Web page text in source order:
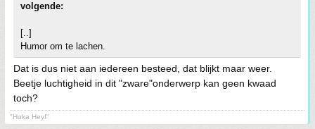
volgende:
[..]
Humor om te lachen.
Dat is dus niet aan iedereen besteed, dat blijkt maar weer.
Beetje luchtigheid in dit "zware"onderwerp kan geen kwaad
toch?
"Hoka Hey!"